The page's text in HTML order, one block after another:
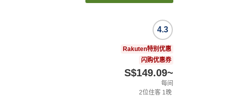
4.3
Rakuten特别优惠
闪购优惠券
S$149.09~
每间
2位住客 1晚